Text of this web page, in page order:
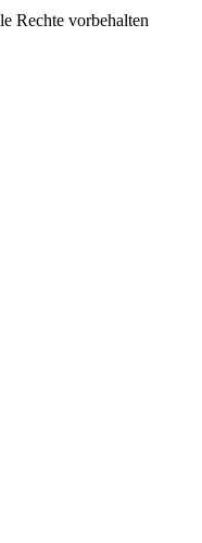
Rechte vorbehalten